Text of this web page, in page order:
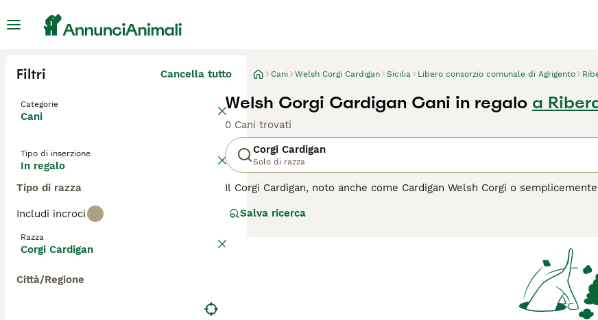
Filtri Cancella tutto
Categorie
Cani
Tipo di inserzione
In regalo
Tipo di razza
Includi incroci
Razza
Corgi Cardigan
Città/Regione
Cani Welsh Corgi Cardigan Sicilia Libero consorzio comunale di Agrigento
Welsh Corgi Cardigan Cani in regalo a
0 Cani trovati
Corgi Cardigan
Solo di razza
Il Corgi Cardigan, noto anche come Cardigan Welsh Corgi o
caratterizza per il suo corpo allungato e le zampe corte. Il Cardigan è
vari stili di vita, il Corgi Cardigan apprezza le attività fisiche e le sfide
Per scoprire se il Corgi Cardigan è il cane giusto per te, leggi la guida
Salva ricerca